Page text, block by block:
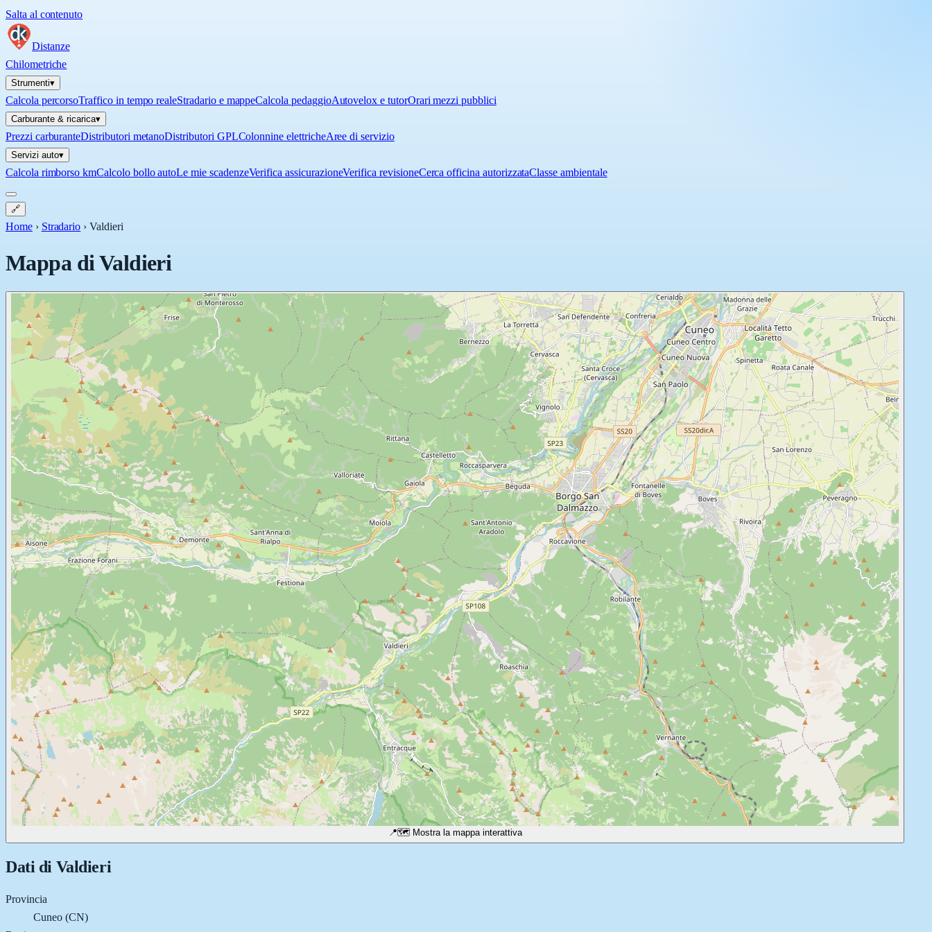
Salta al contenuto
Distanze
Chilometriche
Strumenti▾
Calcola percorsoTraffico in tempo realeStradario e mappeCalcola pedaggioAutovelox e tutorOrari mezzi pubblici
Carburante & ricarica▾
Prezzi carburanteDistributori metanoDistributori GPLColonnine elettricheAree di servizio
Servizi auto▾
Calcola rimborso kmCalcolo bollo autoLe mie scadenzeVerifica assicurazioneVerifica revisioneCerca officina autorizzataClasse ambientale
🔗
Home › Stradario ›Valdieri
Mappa diValdieri
📍🗺️ Mostra la mappa interattiva
Dati di Valdieri
Provincia
Cuneo (CN)